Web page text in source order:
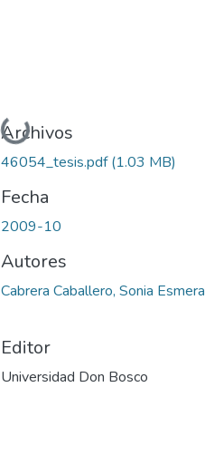
Cargando...
Archivos
46054_tesis.pdf(1.03 MB)
Fecha
2009-10
Autores
Cabrera Caballero, Sonia
Editor
Universidad Don Bosco